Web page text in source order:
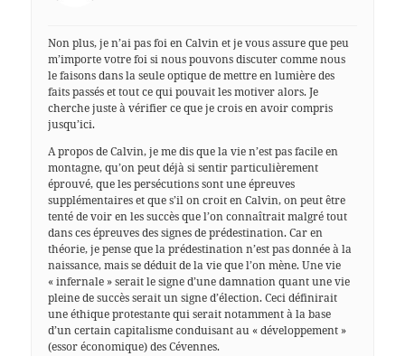
Non plus, je n’ai pas foi en Calvin et je vous assure que peu
m’importe votre foi si nous pouvons discuter comme nous
le faisons dans la seule optique de mettre en lumière des
faits passés et tout ce qui pouvait les motiver alors. Je
cherche juste à vérifier ce que je crois en avoir compris
jusqu’ici.
A propos de Calvin, je me dis que la vie n’est pas facile en
montagne, qu’on peut déjà si sentir particulièrement
éprouvé, que les persécutions sont une épreuves
supplémentaires et que s’il on croit en Calvin, on peut être
tenté de voir en les succès que l’on connaîtrait malgré tout
dans ces épreuves des signes de prédestination. Car en
théorie, je pense que la prédestination n’est pas donnée à la
naissance, mais se déduit de la vie que l’on mène. Une vie
« infernale » serait le signe d’une damnation quant une vie
pleine de succès serait un signe d’élection. Ceci définirait
une éthique protestante qui serait notamment à la base
d’un certain capitalisme conduisant au « développement »
(essor économique) des Cévennes.